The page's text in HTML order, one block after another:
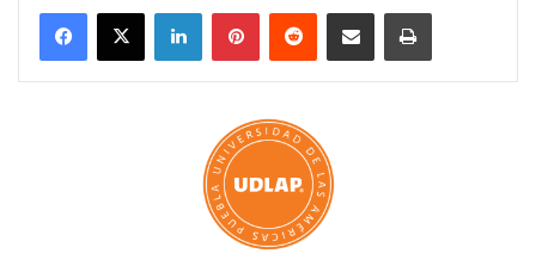
LinkedInPinterestReddit Share via Email Print